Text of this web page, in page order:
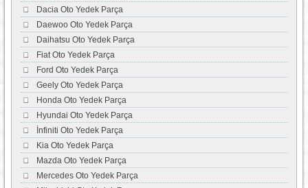
Dacia Oto Yedek Parça
Daewoo Oto Yedek Parça
Daihatsu Oto Yedek Parça
Fiat Oto Yedek Parça
Ford Oto Yedek Parça
Geely Oto Yedek Parça
Honda Oto Yedek Parça
Hyundai Oto Yedek Parça
İnfiniti Oto Yedek Parça
Kia Oto Yedek Parça
Mazda Oto Yedek Parça
Mercedes Oto Yedek Parça